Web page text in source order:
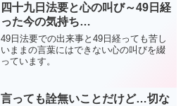
四十九日法要と心の叫び～49日経
った今の気持ち…
49日法要での出来事と49日経っても苦し
いままの言葉にはできない心の叫びを綴
っています。
言っても詮無いことだけど…切な